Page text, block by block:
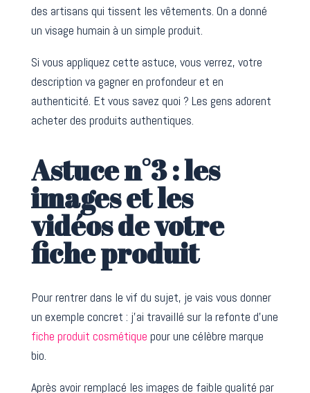
des artisans qui tissent les vêtements. On a donné
un visage humain à un simple produit.
Si vous appliquez cette astuce, vous verrez, votre
description va gagner en profondeur et en
authenticité. Et vous savez quoi ? Les gens adorent
acheter des produits authentiques.
Astuce n°3 : les
images et les
vidéos de votre
fiche produit
Pour rentrer dans le vif du sujet, je vais vous donner
un exemple concret : j’ai travaillé sur la refonte d’une
fiche produit cosmétique pour une célèbre marque
bio.
Après avoir remplacé les images de faible qualité par